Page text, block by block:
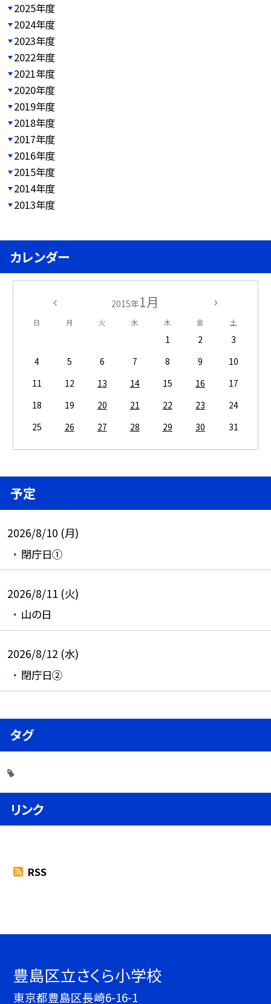
2025年度
2024年度
2023年度
2022年度
2021年度
2020年度
2019年度
2018年度
2017年度
2016年度
2015年度
2014年度
2013年度
カレンダー
2015年1月
日 月 火 水 木 金 土
1 2
3
4
5 6 7 8 9
10
11
12 13 14 15 16
17
18
19 20 21 22 23
24
25
26 27 28 29 30 31
予定
2026/8/10 (月)
閉庁日①
2026/8/11 (火)
山の日
2026/8/12 (水)
閉庁日②
タグ
リンク
RSS
豊島区立さくら小学校
東京都豊島区長崎6-16-1